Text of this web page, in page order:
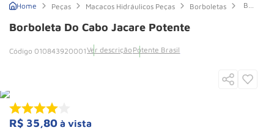
Peças Macacos Hidráulicos Peças Borboletas
Borboleta Do Cabo Jacare Potente
010843920001Ver descrição Potente Brasil
R$ 35,80 à vista
Guincho Eletrico
3 Macaco Hidraulico
4º Macaco Jacare
7 Macaco